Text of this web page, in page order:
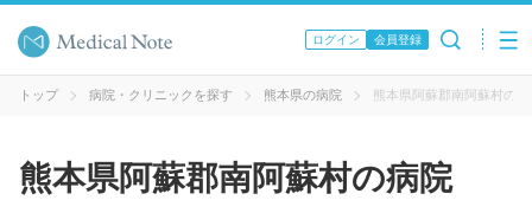
ログイン 会員登録
トップ 病院・クリニックを探す 熊本県の病院 熊本県阿蘇郡南阿蘇村の病
熊本県阿蘇郡南阿蘇村の病院